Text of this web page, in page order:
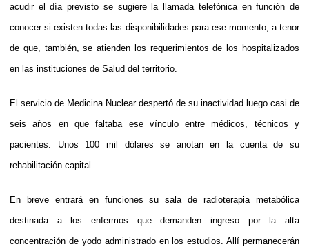
acudir el día previsto se sugiere la llamada telefónica en función de
conocer si existen todas las disponibilidades para ese momento, a tenor
de que, también, se atienden los requerimientos de los hospitalizados
en las instituciones de Salud del territorio.
El servicio de Medicina Nuclear despertó de su inactividad luego casi de
seis años en que faltaba ese vínculo entre médicos, técnicos y
pacientes. Unos 100 mil dólares se anotan en la cuenta de su
rehabilitación capital.
En breve entrará en funciones su sala de radioterapia metabólica
destinada a los enfermos que demanden ingreso por la alta
concentración de yodo administrado en los estudios. Allí permanecerán